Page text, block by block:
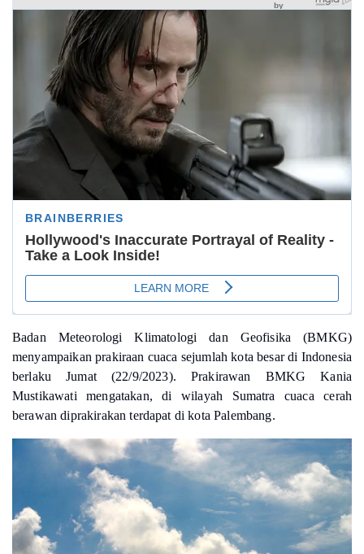
Badan Meteorologi Klimatologi dan Geofisika (BMKG)
menyampaikan prakiraan cuaca sejumlah kota besar di Indonesia
berlaku Jumat (22/9/2023). Prakirawan BMKG Kania
Mustikawati mengatakan, di wilayah Sumatra cuaca cerah
berawan diprakirakan terdapat di kota Palembang.